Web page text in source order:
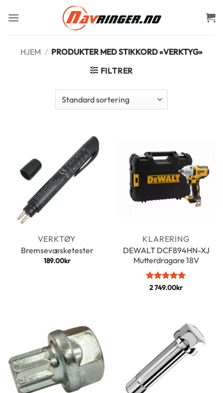
HJEM / PRODUKTER MED STIKKORD «VERKTYG»
FILTRER
VERKTØY
Bremsevæsketester
189.00kr
KLARERING
DEWALT DCF894HN-XJ
Mutterdragare 18V
Vurdert5
2 749.00kr